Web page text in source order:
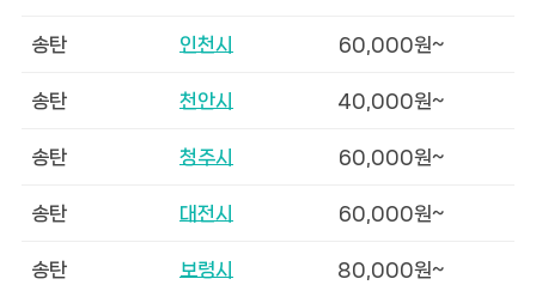
송탄 인천시 60,000원~
송탄 천안시 40,000원~
송탄 청주시 60,000원~
송탄 대전시 60,000원~
송탄 보령시 80,000원~